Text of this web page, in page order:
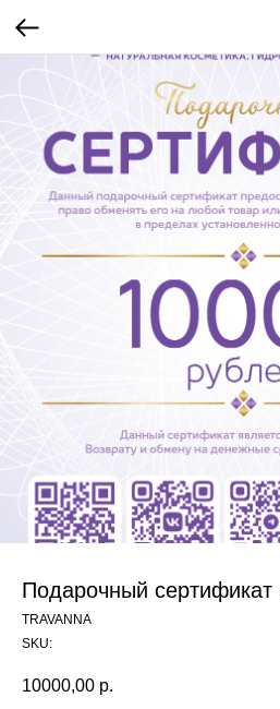
Подарочный сертификат
TRAVANNA
SKU:
10000,00 р.